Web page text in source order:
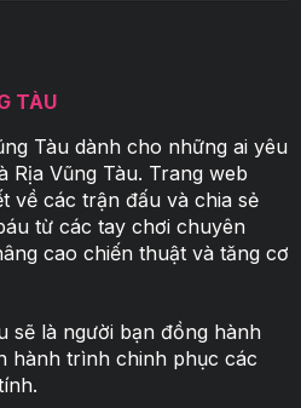
TÀU
Tàudành cho những ai yêu
Rịa Vũng Tàu. Trang web
về các trận đấu và chia sẻ
từ các tay chơi chuyên
cao chiến thuật và tăng cơ
sẽ là người bạn đồng hành
hành trình chinh phục các